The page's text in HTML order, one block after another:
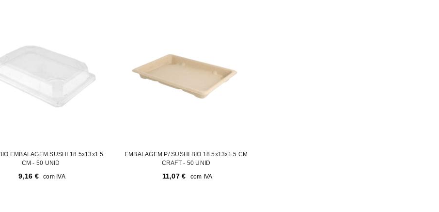
EMBALAGEM SUSHI 18.5x13x1.5
CM - 50 UNID
9,16 € com IVA
EMBALAGEM P/ SUSHI BIO 18.5x13x1.5 CM
CRAFT - 50 UNID
11,07€ com IVA